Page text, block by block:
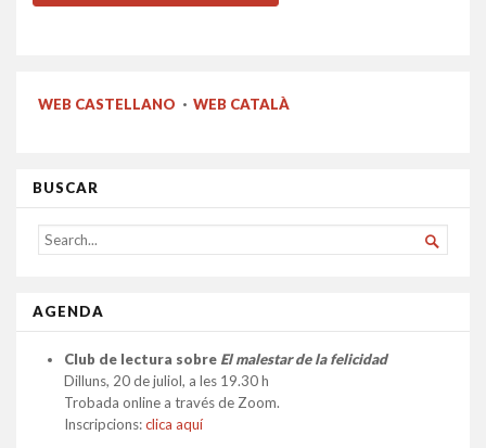
WEB CASTELLANO · WEB CATALÀ
BUSCAR
SEARCH
FOR...

AGENDA
Club de lectura sobre El malestar de la felicidad
Dilluns, 20 de juliol, a les 19.30 h
Trobada online a través de Zoom.
Inscripcions:clica aquí